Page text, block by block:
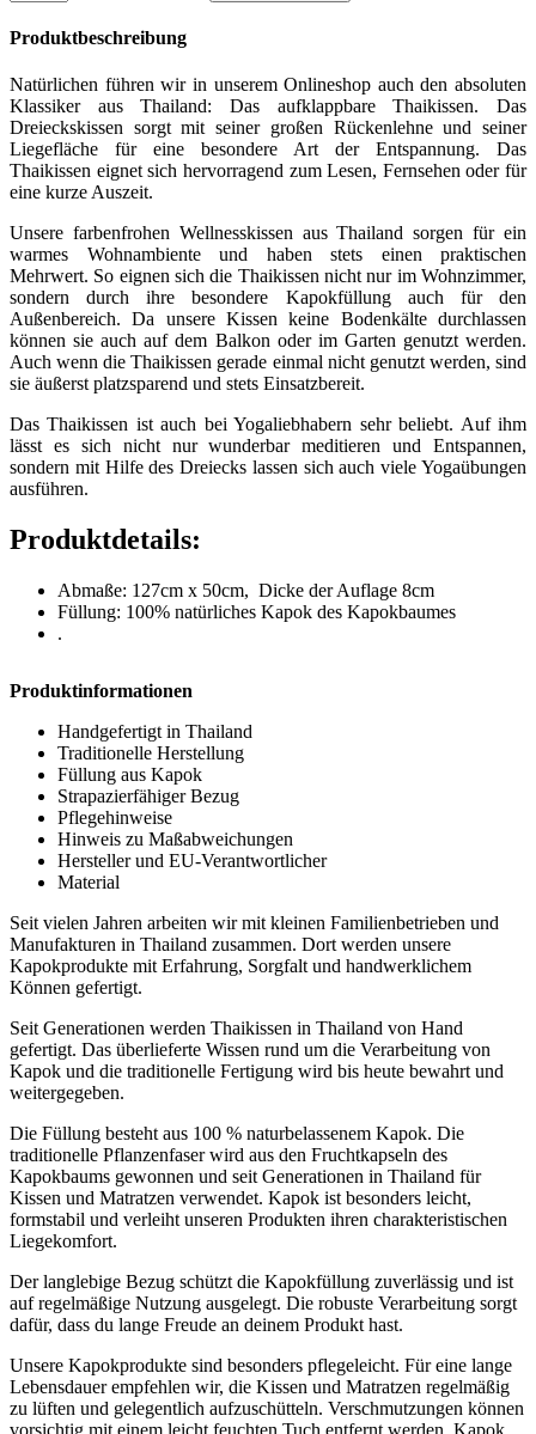
Produktbeschreibung
Natürlichen führen wir in unserem Onlineshop auch den absoluten
Klassiker aus Thailand: Das aufklappbare Thaikissen. Das
Dreieckskissen sorgt mit seiner großen Rückenlehne und seiner
Liegefläche für eine besondere Art der Entspannung. Das
Thaikissen eignet sich hervorragend zum Lesen, Fernsehen oder für
eine kurze Auszeit.
Unsere farbenfrohen Wellnesskissen aus Thailand sorgen für ein
warmes Wohnambiente und haben stets einen praktischen
Mehrwert. So eignen sich die Thaikissen nicht nur im Wohnzimmer,
sondern durch ihre besondere Kapokfüllung auch für den
Außenbereich. Da unsere Kissen keine Bodenkälte durchlassen
können sie auch auf dem Balkon oder im Garten genutzt werden.
Auch wenn die Thaikissen gerade einmal nicht genutzt werden, sind
sie äußerst platzsparend und stets Einsatzbereit.
Das Thaikissen ist auch bei Yogaliebhabern sehr beliebt. Auf ihm
lässt es sich nicht nur wunderbar meditieren und Entspannen,
sondern mit Hilfe des Dreiecks lassen sich auch viele Yogaübungen
ausführen.
Produktdetails:
Abmaße: 127cm x 50cm, Dicke der Auflage 8cm
Füllung: 100% natürliches Kapok des Kapokbaumes
.
Produktinformationen
Handgefertigt in Thailand
Traditionelle Herstellung
Füllung aus Kapok
Strapazierfähiger Bezug
Pflegehinweise
Hinweis zu Maßabweichungen
Hersteller und EU-Verantwortlicher
Material
Seit vielen Jahren arbeiten wir mit kleinen Familienbetrieben und
Manufakturen in Thailand zusammen. Dort werden unsere
Kapokprodukte mit Erfahrung, Sorgfalt und handwerklichem
Können gefertigt.
Seit Generationen werden Thaikissen in Thailand von Hand
gefertigt. Das überlieferte Wissen rund um die Verarbeitung von
Kapok und die traditionelle Fertigung wird bis heute bewahrt und
weitergegeben.
Die Füllung besteht aus 100 % naturbelassenem Kapok. Die
traditionelle Pflanzenfaser wird aus den Fruchtkapseln des
Kapokbaums gewonnen und seit Generationen in Thailand für
Kissen und Matratzen verwendet. Kapok ist besonders leicht,
formstabil und verleiht unseren Produkten ihren charakteristischen
Liegekomfort.
Der langlebige Bezug schützt die Kapokfüllung zuverlässig und ist
auf regelmäßige Nutzung ausgelegt. Die robuste Verarbeitung sorgt
dafür, dass du lange Freude an deinem Produkt hast.
Unsere Kapokprodukte sind besonders pflegeleicht. Für eine lange
Lebensdauer empfehlen wir, die Kissen und Matratzen regelmäßig
zu lüften und gelegentlich aufzuschütteln. Verschmutzungen können